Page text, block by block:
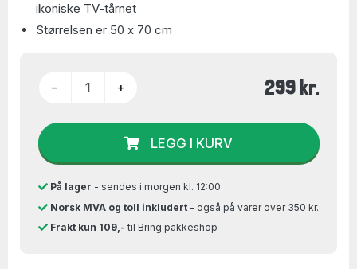
ikoniske TV-tårnet
Størrelsen er 50 x 70 cm
− + 299 kr.
LEGG I KURV
På lager - sendes i morgen kl. 12:00
Norsk MVA og toll inkludert- også på varer over 350 kr.
Frakt kun 109,- til Bring pakkeshop